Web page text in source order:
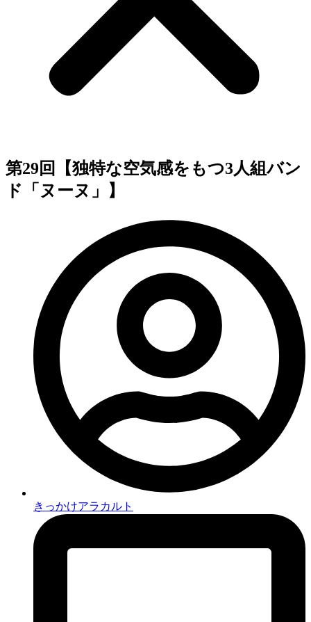
第29回【独特な空気感をもつ3人組バン
ド「ヌーヌ」】
きっかけアラカルト